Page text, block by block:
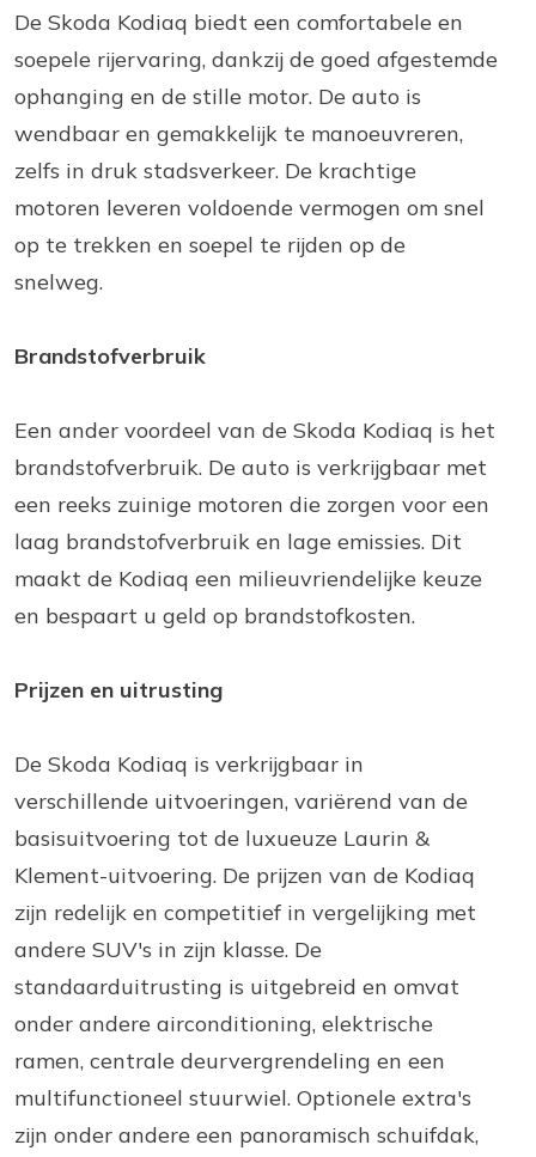
De Skoda Kodiaq biedt een comfortabele en
soepele rijervaring, dankzij de goed afgestemde
ophanging en de stille motor. De auto is
wendbaar en gemakkelijk te manoeuvreren,
zelfs in druk stadsverkeer. De krachtige
motoren leveren voldoende vermogen om snel
op te trekken en soepel te rijden op de
snelweg.
Brandstofverbruik
Een ander voordeel van de Skoda Kodiaq is het
brandstofverbruik. De auto is verkrijgbaar met
een reeks zuinige motoren die zorgen voor een
laag brandstofverbruik en lage emissies. Dit
maakt de Kodiaq een milieuvriendelijke keuze
en bespaart u geld op brandstofkosten.
Prijzen en uitrusting
De Skoda Kodiaq is verkrijgbaar in
verschillende uitvoeringen, variërend van de
basisuitvoering tot de luxueuze Laurin &
Klement-uitvoering. De prijzen van de Kodiaq
zijn redelijk en competitief in vergelijking met
andere SUV's in zijn klasse. De
standaarduitrusting is uitgebreid en omvat
onder andere airconditioning, elektrische
ramen, centrale deurvergrendeling en een
multifunctioneel stuurwiel. Optionele extra's
zijn onder andere een panoramisch schuifdak,